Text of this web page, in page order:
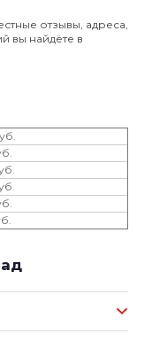
отзывы, адреса,
вы найдёте в